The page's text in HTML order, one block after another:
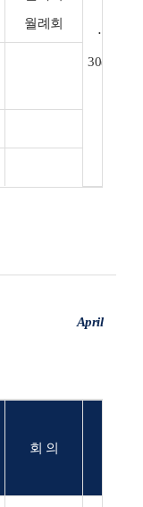
⋅고난
30(월)-4/
월례회
April
회 의